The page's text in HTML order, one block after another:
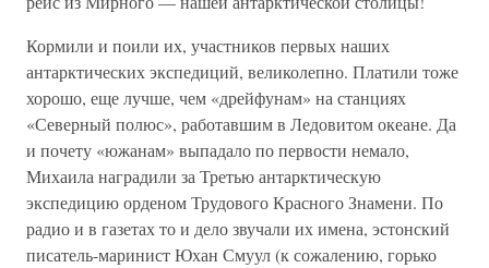
Кормили и поили их, участников первых наших
антарктических экспедиций, великолепно. Платили тоже
хорошо, еще лучше, чем «дрейфунам» на станциях
«Северный полюс», работавшим в Ледовитом океане. Да
и почету «южанам» выпадало по первости немало,
Михаила наградили за Третью антарктическую
экспедицию орденом Трудового Красного Знамени. По
радио и в газетах то и дело звучали их имена, эстонский
писатель-маринист Юхан Смуул (к сожалению, горько